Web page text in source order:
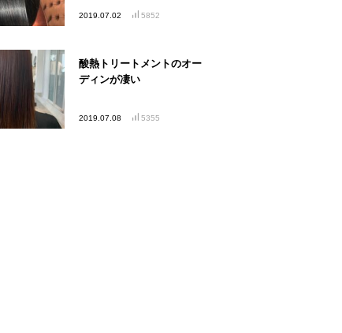
2019.07.02 5852
酸熱トリートメントのオー
ディンが凄い
2019.07.08 5355